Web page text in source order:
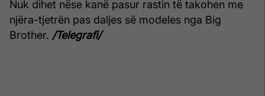
Nuk dihet nëse kanë pasur rastin të takohen me
njëra-tjetrën pas daljes së modeles nga Big
Brother. /Telegrafi/